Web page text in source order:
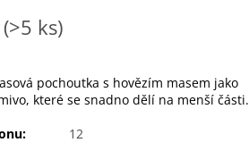
(>5 ks)
pochoutka s hovězím masem jako
které se snadno dělí na menší části.
12